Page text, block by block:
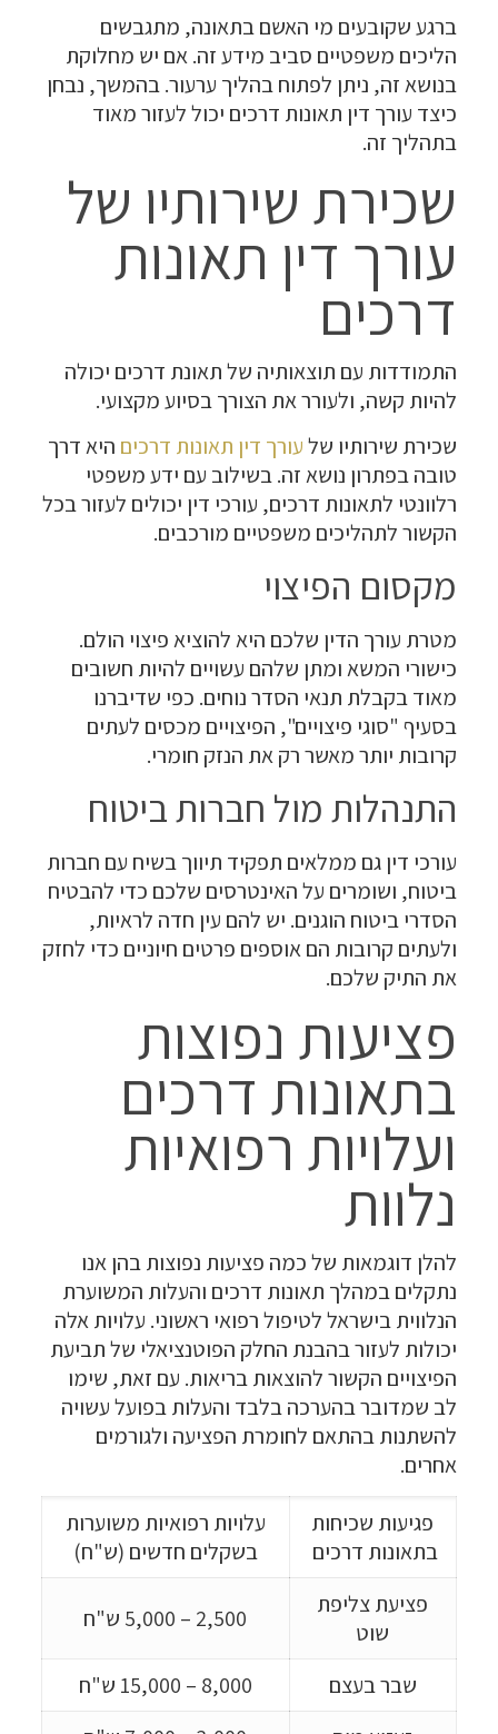
ברגע שקובעים מי האשם בתאונה, מתגבשים
הליכים משפטיים סביב מידע זה. אם יש מחלוקת
בנושא זה, ניתן לפתוח בהליך ערעור. בהמשך, נבחן
כיצד עורך דין תאונות דרכים יכול לעזור מאוד
בתהליך זה.
שכירת שירותיו של
עורך דין תאונות
דרכים
התמודדות עם תוצאותיה של תאונת דרכים יכולה
להיות קשה, ולעורר את הצורך בסיוע מקצועי.
שכירת שירותיו שלעורך דין תאונות דרכים היא דרך
טובה בפתרון נושא זה. בשילוב עם ידע משפטי
רלוונטי לתאונות דרכים, עורכי דין יכולים לעזור בכל
הקשור לתהליכים משפטיים מורכבים.
מקסום הפיצוי
מטרת עורך הדין שלכם היא להוציא פיצוי הולם.
כישורי המשא ומתן שלהם עשויים להיות חשובים
מאוד בקבלת תנאי הסדר נוחים. כפי שדיברנו
בסעיף "סוגי פיצויים", הפיצויים מכסים לעתים
קרובות יותר מאשר רק את הנזק חומרי.
התנהלות מול חברות ביטוח
עורכי דין גם ממלאים תפקיד תיווך בשיח עם חברות
ביטוח, ושומרים על האינטרסים שלכם כדי להבטיח
הסדרי ביטוח הוגנים. יש להם עין חדה לראיות,
ולעתים קרובות הם אוספים פרטים חיוניים כדי לחזק
את התיק שלכם.
פציעות נפוצות
בתאונות דרכים
ועלויות רפואיות
נלוות
להלן דוגמאות של כמה פציעות נפוצות בהן אנו
נתקלים במהלך תאונות דרכים והעלות המשוערת
הנלווית בישראל לטיפול רפואי ראשוני. עלויות אלה
יכולות לעזור בהבנת החלק הפוטנציאלי של תביעת
הפיצויים הקשור להוצאות בריאות. עם זאת, שימו
לב שמדובר בהערכה בלבד והעלות בפועל עשויה
להשתנות בהתאם לחומרת הפציעה ולגורמים
אחרים.
פגיעות שכיחות
בתאונות דרכים
עלויות רפואיות משוערות
בשקלים חדשים (ש"ח)
פציעת צליפת
שוט
2,500 – 5,000 ש"ח
שבר בעצם
8,000 – 15,000 ש"ח